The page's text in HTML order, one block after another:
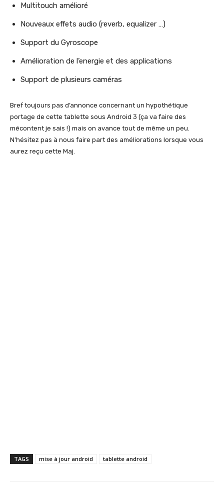
Multitouch amélioré
Nouveaux effets audio (reverb, equalizer …)
Support du Gyroscope
Amélioration de l’energie et des applications
Support de plusieurs caméras
Bref toujours pas d’annonce concernant un hypothétique
portage de cette tablette sous Android 3 (ça va faire des
mécontent je sais !) mais on avance tout de même un peu.
N’hésitez pas à nous faire part des améliorations lorsque vous
aurez reçu cette Maj.
TAGS mise à jour android tablette android